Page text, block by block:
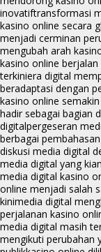
inovatiftransformasi
kasino online secara
menjadi cerminan
mengubah arah
kasino online
terkiniera digital
beradaptasi dengan
kasino online
hadir sebagai bagian
digitalpergeseran
berbagai
diskusi media digital
media digital yang
media digital kasino
online menjadi salah
kinimedia digital
perjalanan kasino
media digital masih
mengikuti perubahan